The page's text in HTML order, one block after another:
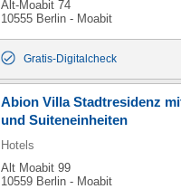
Alt-Moabit 74
10555 Berlin - Moabit
Gratis-Digitalcheck
Abion Villa Stadtresidenz
und Suiteneinheiten
Hotels
Alt Moabit 99
10559 Berlin - Moabit